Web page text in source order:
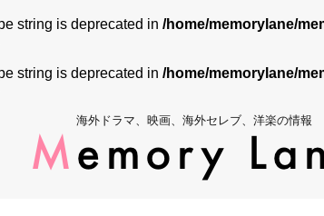
string is deprecated in /home/memorylane/
string is deprecated in /home/memorylane/
海外ドラマ、映画、海外セレブ、洋楽の情報